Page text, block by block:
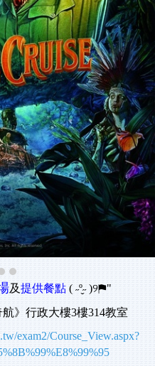
及提供餐點 ( ˶º̬˶ )୨⚑"
》 行政大樓3樓314教室
exam2/Course_View.aspx?